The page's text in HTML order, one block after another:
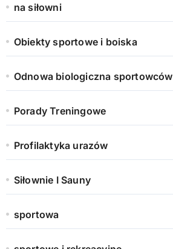
na siłowni
Obiekty sportowe i boiska
Odnowa biologiczna sportowców
Porady Treningowe
Profilaktyka urazów
Siłownie I Sauny
sportowa